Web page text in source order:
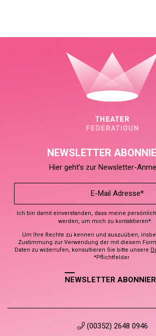
NEWSLETTER
Hier geht’s zur Newsletter-
Ich bin damit einverstanden, dass meine
werden, um mich zu kontaktieren*.
Um Ihre Rechte zu kennen und auszuüben,
Zustimmung zur Verwendung der mit diesem
Daten zu widerrufen, konsultieren Sie bitte unsere
*Pflichtfelder
NEWSLETTER
(00352) 2648 0946